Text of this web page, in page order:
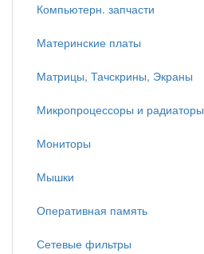
Компьютерн. запчасти
Материнские платы
Матрицы, Тачскрины, Экраны
Микропроцессоры и радиаторы
Мониторы
Мышки
Оперативная память
Сетевые фильтры